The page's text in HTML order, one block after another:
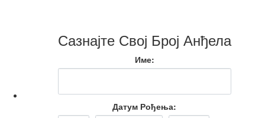
Сазнајте Свој Број Анђела
Име:
Датум Рођења: